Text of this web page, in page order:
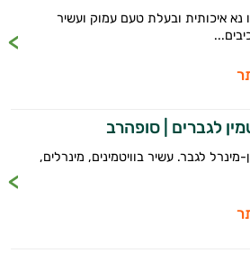
איכותית ובעלת טעם עמוק ועשיר
לגברים | סופהרב
מינרל לגבר. עשיר בוויטמינים, מינרלים,